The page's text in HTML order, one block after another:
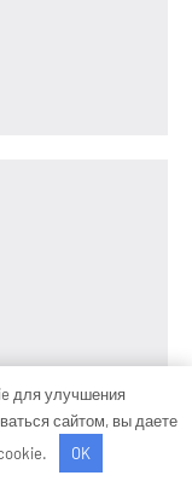
для улучшения
сайтом, вы даете
OK